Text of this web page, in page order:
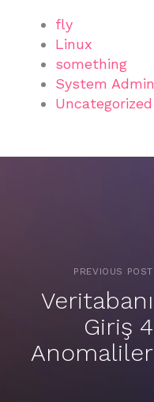
fly
Linux
something
System Admin
Uncategorized
PREVIOUS POST
Veritabanı
Giriş 4
Anomaliler